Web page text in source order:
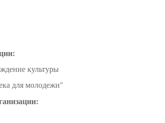
культуры
для молодежи"